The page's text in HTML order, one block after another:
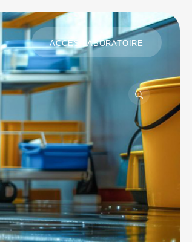
ACCÈS LABORATOIRE